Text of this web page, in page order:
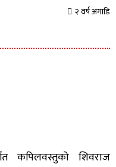
२ वर्ष अगाडि
कपिलवस्तुको शिवराज